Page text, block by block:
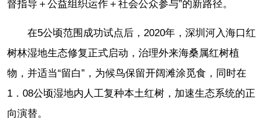
督指导＋公益组织运作＋社会公众参与”的新路径。
在5公顷范围成功试点后，2020年，深圳河入海口红
树林湿地生态修复正式启动，治理外来海桑属红树植
物，并适当“留白”，为候鸟保留开阔滩涂觅食，同时在
1．08公顷湿地内人工复种本土红树，加速生态系统的正
向演替。